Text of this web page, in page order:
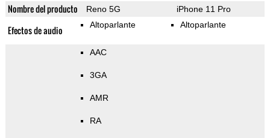
Nombre del producto Reno 5G iPhone 11 Pro
Efectos de audio Altoparlante Altoparlante
AAC
3GA
AMR
RA